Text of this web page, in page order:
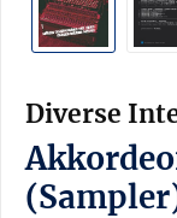
Diverse